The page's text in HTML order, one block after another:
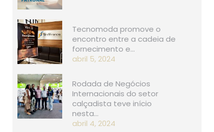
Tecnomoda promove o
encontro entre a cadeia de
fornecimento e…
abril 5, 2024
Rodada de Negócios
Internacionais do setor
calçadista teve início
nesta…
abril 4, 2024